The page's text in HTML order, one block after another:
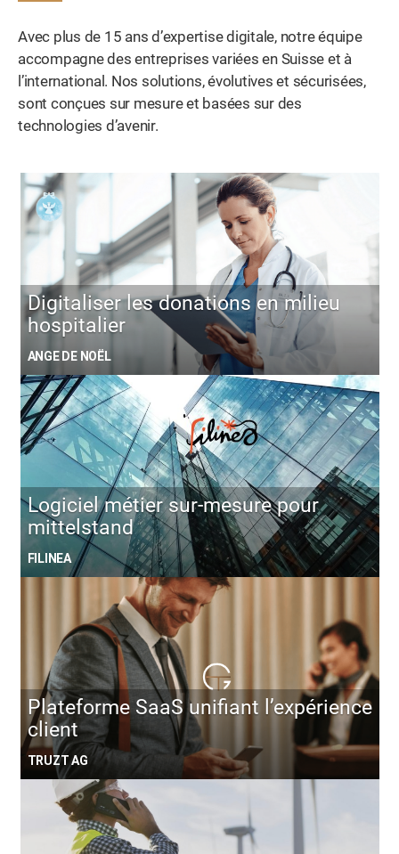
Avec plus de 15 ans d’expertise digitale, notre équipe
accompagne des entreprises variées en Suisse et à
l’international. Nos solutions, évolutives et sécurisées,
sont conçues sur mesure et basées sur des
technologies d’avenir.
Digitaliser les donations en milieu
hospitalier
ANGE DE NOËL
Logiciel métier sur-mesure pour
mittelstand
FILINEA
Plateforme SaaS unifiant l’expérience
client
TRUZT AG